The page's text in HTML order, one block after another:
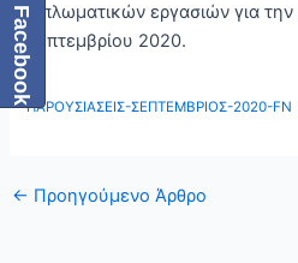
διπλωματικών εργασιών για
Σεπτεμβρίου 2020.
ΠΑΡΟΥΣΙΑΣΕΙΣ-ΣΕΠΤΕΜΒΡΙΟΣ-2020-FN
← Προηγούμενο Άρθρο
Facebook